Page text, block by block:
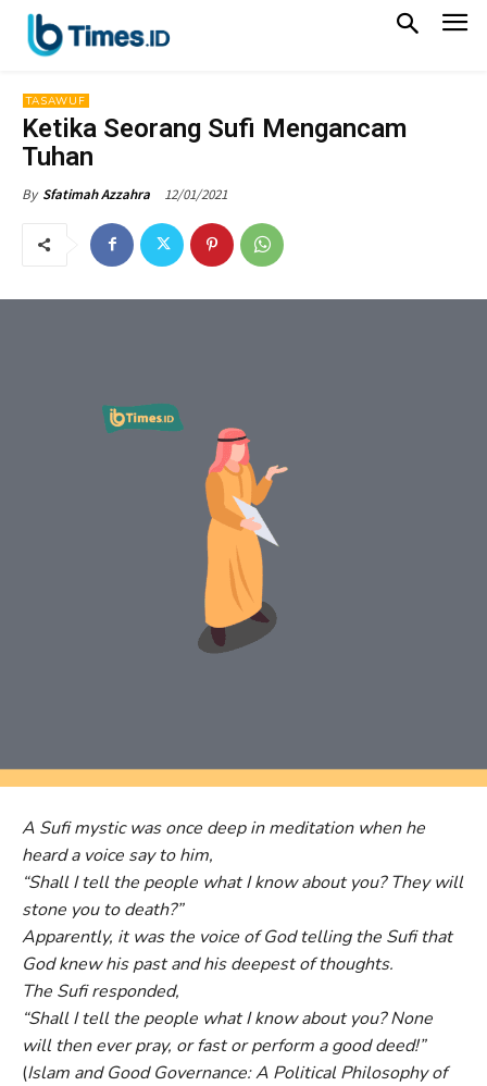
TASAWUF
Ketika Seorang Sufi Mengancam
Tuhan
By Sfatimah Azzahra 12/01/2021
A Sufi mystic was once deep in meditation when he
heard a voice say to him,
“Shall I tell the people what I know about you? They will
stone you to death?”
Apparently, it was the voice of God telling the Sufi that
God knew his past and his deepest of thoughts.
The Sufi responded,
“Shall I tell the people what I know about you? None
will then ever pray, or fast or perform a good deed!”
(Islam and Good Governance: A Political Philosophy of